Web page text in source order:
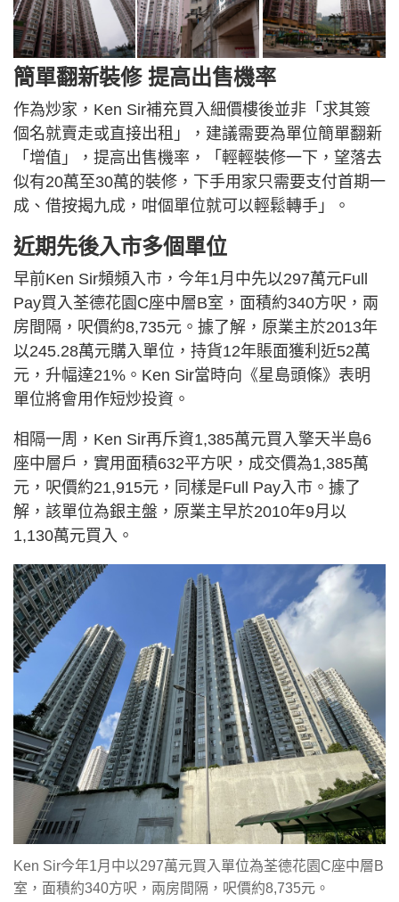
簡單翻新裝修 提高出售機率
作為炒家，Ken Sir補充買入細價樓後並非「求其簽
個名就賣走或直接出租」，建議需要為單位簡單翻新
「增值」，提高出售機率，「輕輕裝修一下，望落去
似有20萬至30萬的裝修，下手用家只需要支付首期一
成、借按揭九成，咁個單位就可以輕鬆轉手」。
近期先後入市多個單位
早前Ken Sir頻頻入市，今年1月中先以297萬元Full
Pay買入荃德花園C座中層B室，面積約340方呎，兩
房間隔，呎價約8,735元。據了解，原業主於2013年
以245.28萬元購入單位，持貨12年賬面獲利近52萬
元，升幅達21%。Ken Sir當時向《星島頭條》表明
單位將會用作短炒投資。
相隔一周，Ken Sir再斥資1,385萬元買入擎天半島6
座中層戶，實用面積632平方呎，成交價為1,385萬
元，呎價約21,915元，同樣是Full Pay入市。據了
解，該單位為銀主盤，原業主早於2010年9月以
1,130萬元買入。
Ken Sir今年1月中以297萬元買入單位為荃德花園C座中層B
室，面積約340方呎，兩房間隔，呎價約8,735元。